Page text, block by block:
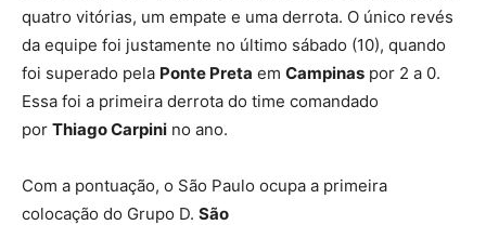
quatro vitórias, um empate e uma derrota. O único revés
da equipe foi justamente no último sábado (10), quando
foi superado pela Ponte Preta em Campinas por 2 a 0.
Essa foi a primeira derrota do time comandado
por Thiago Carpini no ano.
Com a pontuação, o São Paulo ocupa a primeira
colocação do Grupo D. São